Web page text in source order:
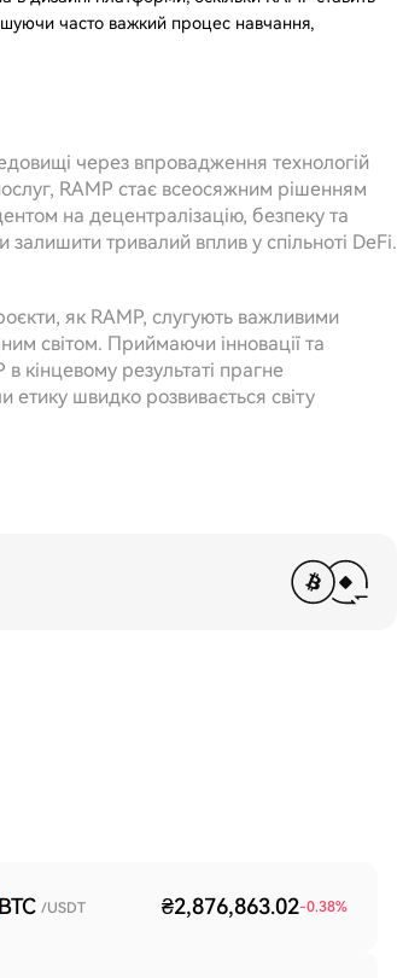
часто важкий процес навчання,
через впровадження технологій
RAMP стає всеосяжним рішенням
на децентралізацію, безпеку та
тривалий вплив у спільноті DeFi.
як RAMP, слугують важливими
світом. Приймаючи інновації та
кінцевому результаті прагне
етику швидко розвивається світу
BTC /USDT ₴2,876,863.02-0.38%